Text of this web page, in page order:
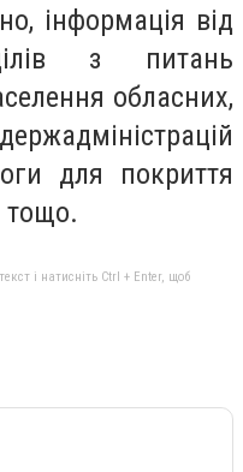
інформація від
з питань
обласних,
для покриття
тощо.
і натисніть Ctrl + Enter, щоб